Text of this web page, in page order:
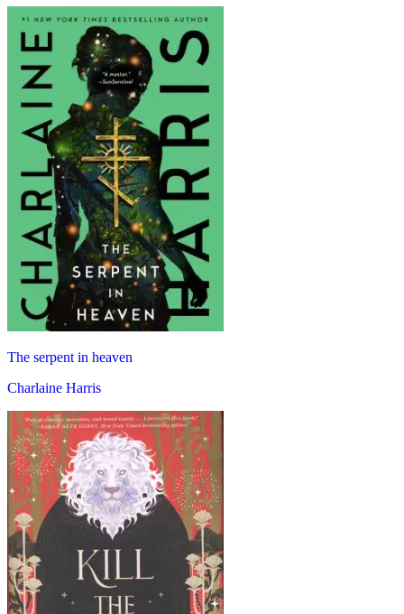
The serpent in heaven
Charlaine Harris